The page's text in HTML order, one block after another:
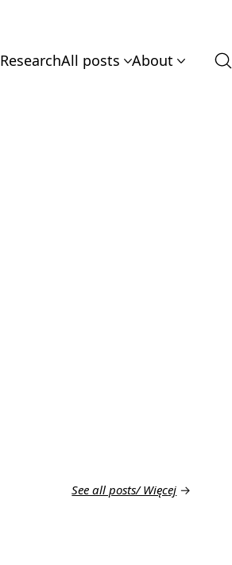
ResearchAll posts About
See all posts/ Więcej →